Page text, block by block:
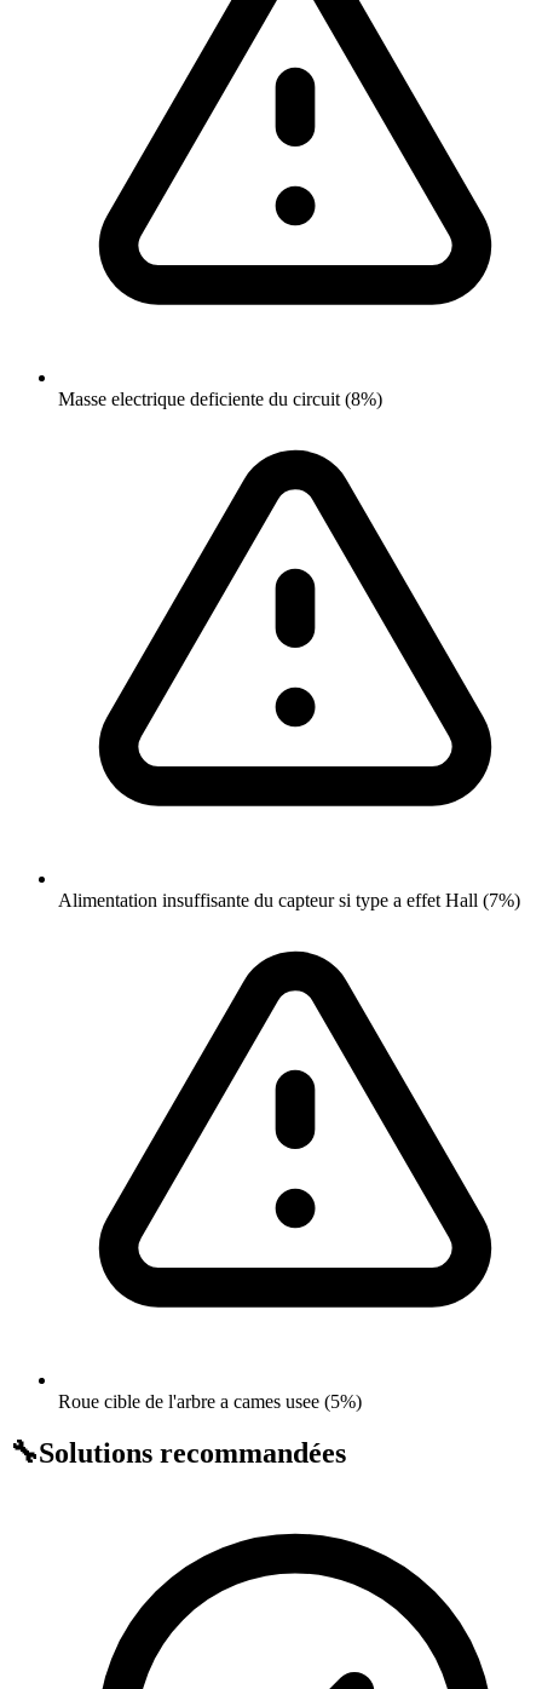
Masse electrique deficiente du circuit (8%)
Alimentation insuffisante du capteur si type a effet Hall (7%)
Roue cible de l'arbre a cames usee (5%)
🔧Solutions recommandées